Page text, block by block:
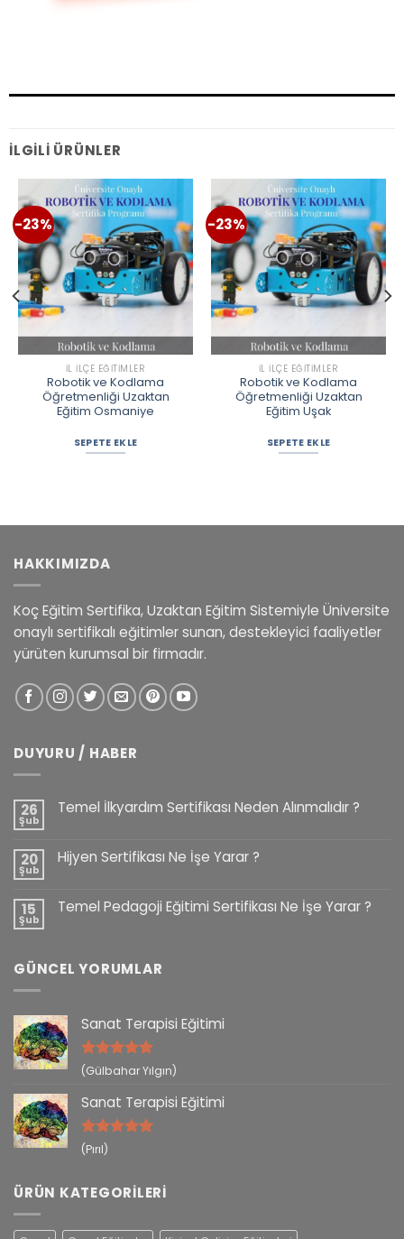
İLGILI ÜRÜNLER
-23%
İL İLÇE EĞITIMLER
Robotik ve Kodlama
Öğretmenliği Uzaktan
Eğitim Osmaniye
SEPETE EKLE
-23%
İL İLÇE EĞITIMLER
Robotik ve Kodlama
Öğretmenliği Uzaktan
Eğitim Uşak
SEPETE EKLE
HAKKIMIZDA
Koç Eğitim Sertifika, Uzaktan Eğitim Sistemiyle Üniversite
onaylı sertifikalı eğitimler sunan, destekleyici faaliyetler
yürüten kurumsal bir firmadır.
DUYURU / HABER
26
Şub
Temel İlkyardım Sertifikası Neden Alınmalıdır ?
20
Şub
Hijyen Sertifikası Ne İşe Yarar ?
15
Şub
Temel Pedagoji Eğitimi Sertifikası Ne İşe Yarar ?
GÜNCEL YORUMLAR
Sanat Terapisi Eğitimi
5 üzerinden
(Gülbahar Yılgın)
Sanat Terapisi Eğitimi
5 üzerinden
(Pırıl)
ÜRÜN KATEGORILERI